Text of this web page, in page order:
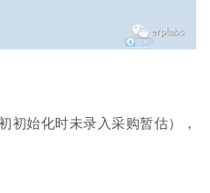
初始化时未录入采购暂估），